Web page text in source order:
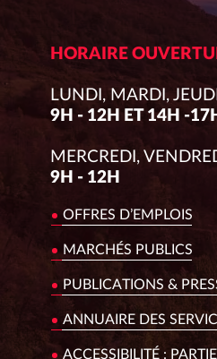
HORAIRE
LUNDI, MARDI, JEUDI
9H - 12H ET 14H -
MERCREDI,
9H - 12H
OFFRES D’EMPLOIS
MARCHÉS PUBLICS
PUBLICATIONS &
ANNUAIRE DES
ACCESSIBILITÉ :